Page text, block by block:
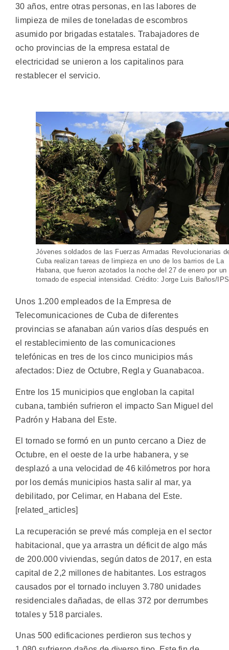
30 años, entre otras personas, en las labores de
limpieza de miles de toneladas de escombros
asumido por brigadas estatales. Trabajadores de
ocho provincias de la empresa estatal de
electricidad se unieron a los capitalinos para
restablecer el servicio.
Jóvenes soldados de las Fuerzas Armadas Revolucionarias
Cuba realizan tareas de limpieza en uno de los barrios de La
Habana, que fueron azotados la noche del 27 de enero por un
tornado de especial intensidad. Crédito: Jorge Luis Baños/IPS
Unos 1.200 empleados de la Empresa de
Telecomunicaciones de Cuba de diferentes
provincias se afanaban aún varios días después en
el restablecimiento de las comunicaciones
telefónicas en tres de los cinco municipios más
afectados: Diez de Octubre, Regla y Guanabacoa.
Entre los 15 municipios que engloban la capital
cubana, también sufrieron el impacto San Miguel del
Padrón y Habana del Este.
El tornado se formó en un punto cercano a Diez de
Octubre, en el oeste de la urbe habanera, y se
desplazó a una velocidad de 46 kilómetros por hora
por los demás municipios hasta salir al mar, ya
debilitado, por Celimar, en Habana del Este.
[related_articles]
La recuperación se prevé más compleja en el sector
habitacional, que ya arrastra un déficit de algo más
de 200.000 viviendas, según datos de 2017, en esta
capital de 2,2 millones de habitantes. Los estragos
causados por el tornado incluyen 3.780 unidades
residenciales dañadas, de ellas 372 por derrumbes
totales y 518 parciales.
Unas 500 edificaciones perdieron sus techos y